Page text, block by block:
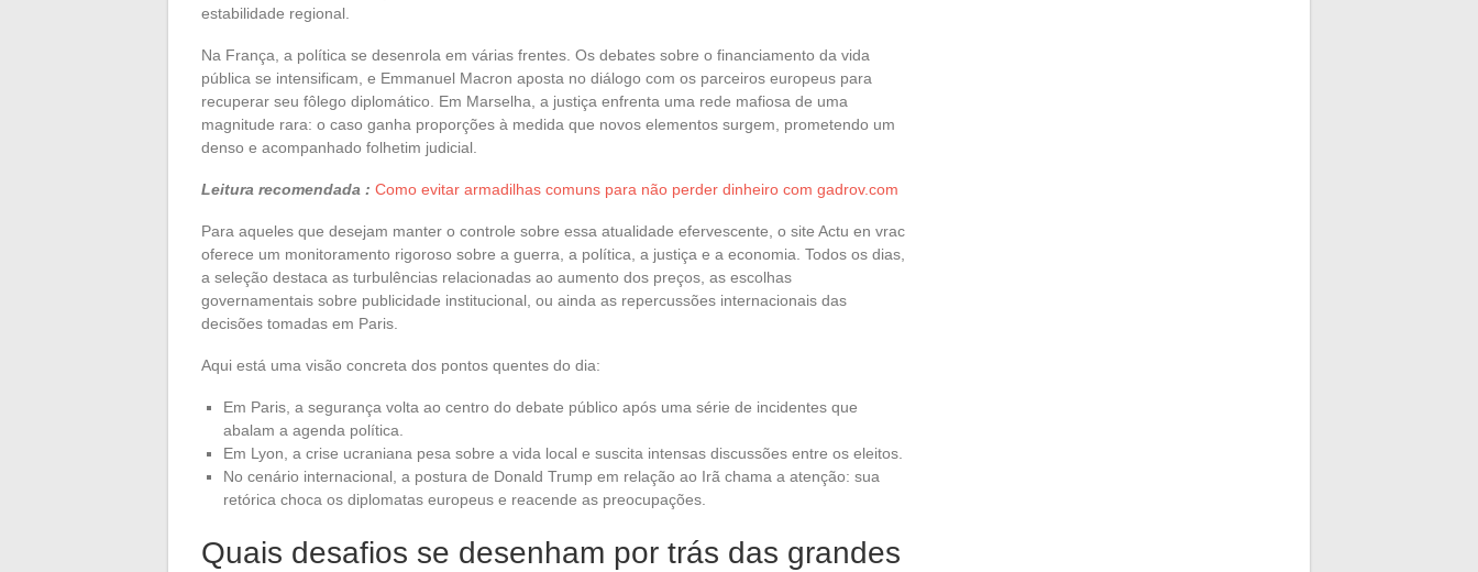
estabilidade regional.
Na França, a política se desenrola em várias frentes. Os debates sobre o financiamento da vida
pública se intensificam, e Emmanuel Macron aposta no diálogo com os parceiros europeus para
recuperar seu fôlego diplomático. Em Marselha, a justiça enfrenta uma rede mafiosa de uma
magnitude rara: o caso ganha proporções à medida que novos elementos surgem, prometendo um
denso e acompanhado folhetim judicial.
Leitura recomendada : Como evitar armadilhas comuns para não perder dinheiro com gadrov.com
Para aqueles que desejam manter o controle sobre essa atualidade efervescente, o site Actu en vrac
oferece um monitoramento rigoroso sobre a guerra, a política, a justiça e a economia. Todos os dias,
a seleção destaca as turbulências relacionadas ao aumento dos preços, as escolhas
governamentais sobre publicidade institucional, ou ainda as repercussões internacionais das
decisões tomadas em Paris.
Aqui está uma visão concreta dos pontos quentes do dia:
Em Paris, a segurança volta ao centro do debate público após uma série de incidentes que
abalam a agenda política.
Em Lyon, a crise ucraniana pesa sobre a vida local e suscita intensas discussões entre os eleitos.
No cenário internacional, a postura de Donald Trump em relação ao Irã chama a atenção: sua
retórica choca os diplomatas europeus e reacende as preocupações.
Quais desafios se desenham por trás das grandes